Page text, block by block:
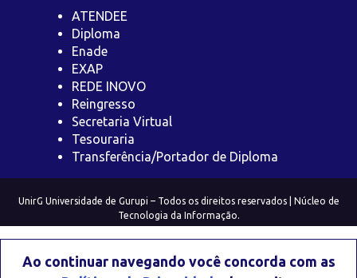
Ao continuar navegando você concorda com as
ATENDEE
Diploma
Enade
EXAP
REDE INOVO
Reingresso
Secretaria Virtual
Tesouraria
Transferência/Portador de Diploma
UnirG Universidade de Gurupi – Todos os direitos reservados | Núcleo de
Tecnologia da Informação.